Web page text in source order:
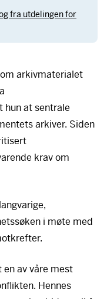
fra utdelingen for
arkivmaterialet
hun at sentrale
arkiver. Siden
krav om
i møte med
av våre mest
Hennes